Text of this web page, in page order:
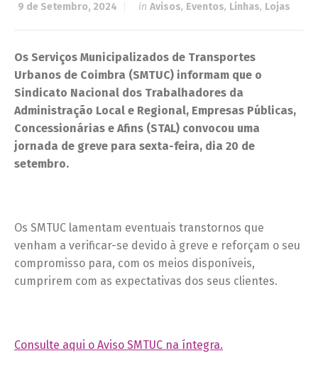
9 de Setembro, 2024 in Avisos, Eventos, Linhas, Lojas
Os Serviços Municipalizados de Transportes
Urbanos de Coimbra (SMTUC) informam que o
Sindicato Nacional dos Trabalhadores da
Administração Local e Regional, Empresas Públicas,
Concessionárias e Afins (STAL) convocou uma
jornada de greve para sexta-feira, dia 20 de
setembro.
Os SMTUC lamentam eventuais transtornos que
venham a verificar-se devido à greve e reforçam o seu
compromisso para, com os meios disponíveis,
cumprirem com as expectativas dos seus clientes.
Consulte aqui o Aviso SMTUC na íntegra.